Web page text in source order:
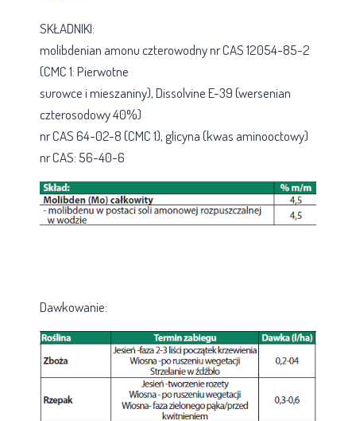
SKŁADNIKI:
molibdenian amonu czterowodny nr CAS 12054-85-2
(CMC 1: Pierwotne
surowce i mieszaniny), Dissolvine E-39 (wersenian
czterosodowy 40%)
nr CAS 64-02-8 (CMC 1), glicyna (kwas aminooctowy)
nr CAS: 56-40-6
Dawkowanie: